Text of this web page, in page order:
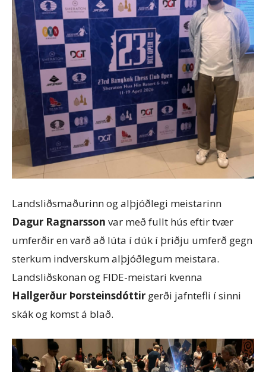
Landsliðsmaðurinn og alþjóðlegi meistarinn
Dagur Ragnarsson var með fullt hús eftir tvær
umferðir en varð að lúta í dúk í þriðju umferð gegn
sterkum indverskum alþjóðlegum meistara.
Landsliðskonan og FIDE-meistari kvenna
Hallgerður Þorsteinsdóttir gerði jafntefli í sinni
skák og komst á blað.